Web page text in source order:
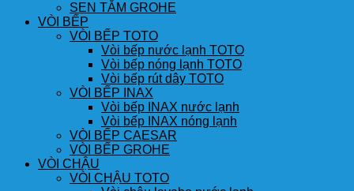
SEN TẮM GROHE
VÒI BẾP
VÒI BẾP TOTO
Vòi bếp nước lạnh TOTO
Vòi bếp nóng lạnh TOTO
Vòi bếp rút dây TOTO
VÒI BẾP INAX
Vòi bếp INAX nước lạnh
Vòi bếp INAX nóng lạnh
VÒI BẾP CAESAR
VÒI BẾP GROHE
VÒI CHẬU
VÒI CHẬU TOTO